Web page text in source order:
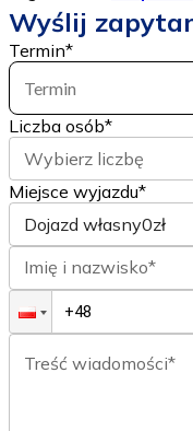
Wyślij
Termin*
Termin
Liczba osób*
Wybierz liczbę
Miejsce wyjazdu*
Dojazd własny0zł
Imię i nazwisko*
Treść wiadomości*